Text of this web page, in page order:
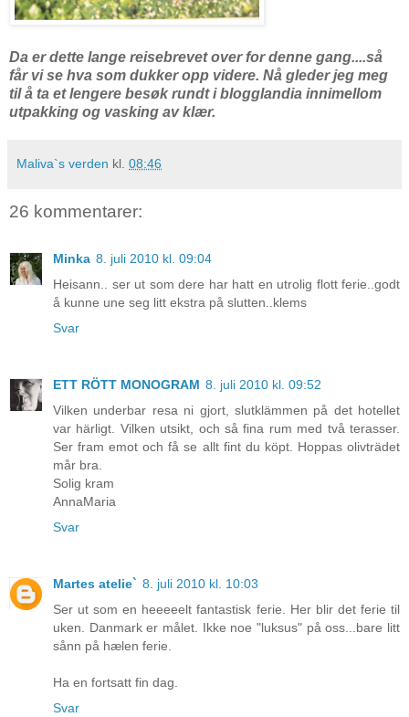
Da er dette lange reisebrevet over for denne gang....så
får vi se hva som dukker opp videre. Nå gleder jeg meg
til å ta et lengere besøk rundt i blogglandia innimellom
utpakking og vasking av klær.
Maliva`s verden kl. 08:46
26 kommentarer:
Minka 8. juli 2010 kl. 09:04
Heisann.. ser ut som dere har hatt en utrolig flott ferie..godt
å kunne une seg litt ekstra på slutten..klems
Svar
ETT RÖTT MONOGRAM 8. juli 2010 kl. 09:52
Vilken underbar resa ni gjort, slutklämmen på det hotellet
var härligt. Vilken utsikt, och så fina rum med två terasser.
Ser fram emot och få se allt fint du köpt. Hoppas olivträdet
mår bra.
Solig kram
AnnaMaria
Svar
Martes atelie` 8. juli 2010 kl. 10:03
Ser ut som en heeeeelt fantastisk ferie. Her blir det ferie til
uken. Danmark er målet. Ikke noe "luksus" på oss...bare litt
sånn på hælen ferie.
Ha en fortsatt fin dag.
Svar